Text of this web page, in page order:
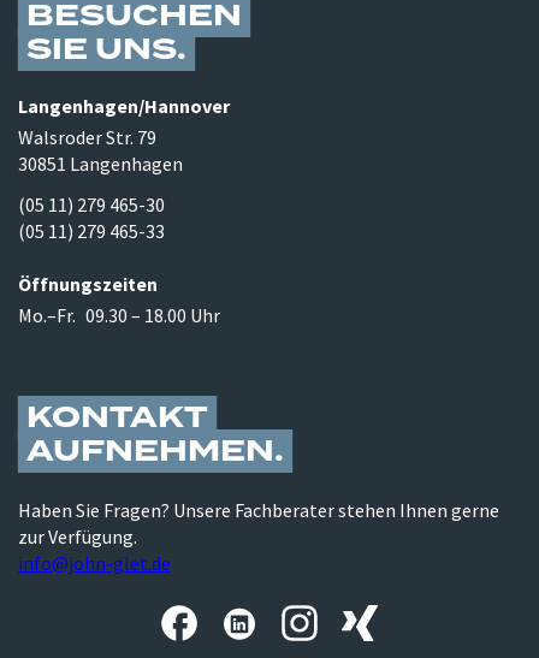
BESUCHEN
SIE UNS
Langenhagen/​Hannover
Walsroder Str. 79
30851 Langenhagen
(05 11) 279 465-30
(05 11) 279 465-33
Öffnungszeiten
Mo.–Fr. 09.30 – 18.00 Uhr
KONTAKT
AUFNEHMEN
Haben Sie Fragen? Unsere Fachberater stehen Ihnen gerne
zur Verfügung.
info@john-glet.de